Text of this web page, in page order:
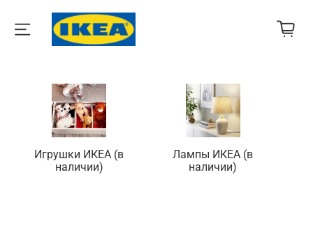
Игрушки ИКЕА (в
наличии)
Лампы ИКЕА (в
наличии)